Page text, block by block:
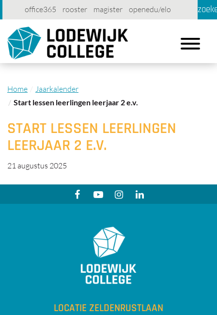
office365 rooster magister
openedu/elo
account
contact printen
Toggle
Home Jaarkalender
Start lessen leerlingen leerjaar 2 e.v.
START LESSEN LEERLINGEN
LEERJAAR 2 E.V.
21 augustus 2025
LOCATIE ZELDENRUSTLAAN